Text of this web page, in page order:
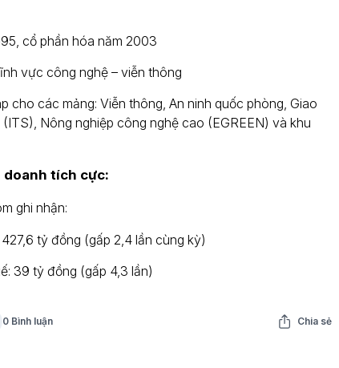
cổ phần hóa năm 2003
vực công nghệ – viễn thông
cho các mảng: Viễn thông, An ninh quốc phòng, Giao
Nông nghiệp công nghệ cao (EGREEN) và khu
doanh tích cực:
ghi nhận:
tỷ đồng (gấp 2,4 lần cùng kỳ)
39 tỷ đồng (gấp 4,3 lần)
0 Bình luận Chia sẻ